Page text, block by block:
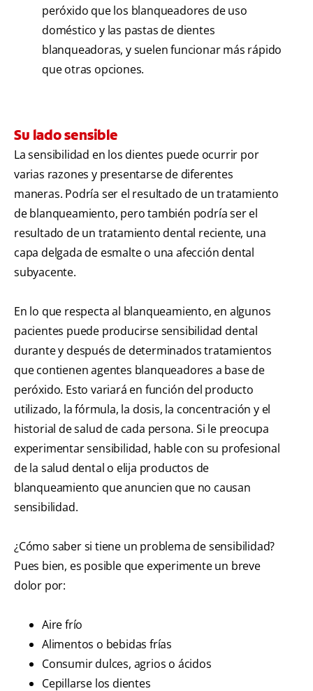
peróxido que los blanqueadores de uso
doméstico y las pastas de dientes
blanqueadoras, y suelen funcionar más rápido
que otras opciones.
Su lado sensible
La sensibilidad en los dientes puede ocurrir por
varias razones y presentarse de diferentes
maneras. Podría ser el resultado de un tratamiento
de blanqueamiento, pero también podría ser el
resultado de un tratamiento dental reciente, una
capa delgada de esmalte o una afección dental
subyacente.
En lo que respecta al blanqueamiento, en algunos
pacientes puede producirse sensibilidad dental
durante y después de determinados tratamientos
que contienen agentes blanqueadores a base de
peróxido. Esto variará en función del producto
utilizado, la fórmula, la dosis, la concentración y el
historial de salud de cada persona. Si le preocupa
experimentar sensibilidad, hable con su profesional
de la salud dental o elija productos de
blanqueamiento que anuncien que no causan
sensibilidad.
¿Cómo saber si tiene un problema de sensibilidad?
Pues bien, es posible que experimente un breve
dolor por:
Aire frío
Alimentos o bebidas frías
Consumir dulces, agrios o ácidos
Cepillarse los dientes